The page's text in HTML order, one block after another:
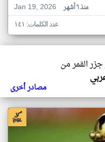
Jan 19, 2026
منذ ٦ أشهر
عدد الكلمات: ١٤١
جزر القمر من
مصادر أخرى